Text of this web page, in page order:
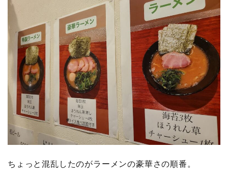
ちょっと混乱したのがラーメンの豪華さの順番。